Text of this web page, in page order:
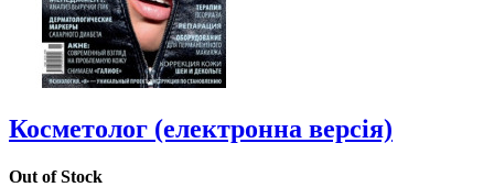
Косметолог (електронна версія)
Out of Stock